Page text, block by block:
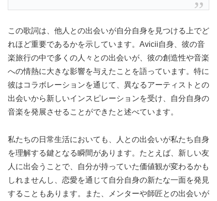
この歌詞は、他人との出会いが自分自身を見つける上でど
れほど重要であるかを示しています。Avicii自身、彼の音
楽旅行の中で多くの人々との出会いが、彼の創造性や音楽
への情熱に大きな影響を与えたことを語っています。特に
彼はコラボレーションを通じて、異なるアーティストとの
出会いから新しいインスピレーションを受け、自分自身の
音楽を発展させることができたと述べています。
私たちの日常生活においても、人との出会いが私たち自身
を理解する鍵となる瞬間があります。たとえば、新しい友
人に出会うことで、自分が持っていた価値観が変わるかも
しれませんし、恋愛を通じて自分自身の新たな一面を発見
することもあります。また、メンターや師匠との出会いが